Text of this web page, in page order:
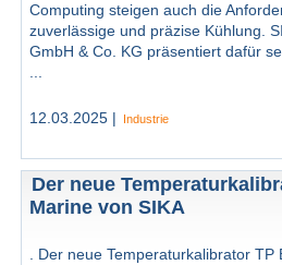
Computing steigen auch die
zuverlässige und präzise Kühlung.
GmbH & Co. KG präsentiert dafür
12.03.2025 | Industrie
Der neue
Marine von SIKA
. Der neue Temperaturkalibrator